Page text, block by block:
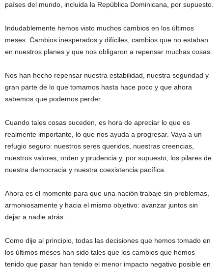
países del mundo, incluida la República Dominicana, por supuesto.
Indudablemente hemos visto muchos cambios en los últimos
meses. Cambios inesperados y difíciles, cambios que no estaban
en nuestros planes y que nos obligaron a repensar muchas cosas.
Nos han hecho repensar nuestra estabilidad, nuestra seguridad y
gran parte de lo que tomamos hasta hace poco y que ahora
sabemos que podemos perder.
Cuando tales cosas suceden, es hora de apreciar lo que es
realmente importante, lo que nos ayuda a progresar. Vaya a un
refugio seguro: nuestros seres queridos, nuestras creencias,
nuestros valores, orden y prudencia y, por supuesto, los pilares de
nuestra democracia y nuestra coexistencia pacífica.
Ahora es el momento para que una nación trabaje sin problemas,
armoniosamente y hacia el mismo objetivo: avanzar juntos sin
dejar a nadie atrás.
Como dije al principio, todas las decisiones que hemos tomado en
los últimos meses han sido tales que los cambios que hemos
tenido que pasar han tenido el menor impacto negativo posible en